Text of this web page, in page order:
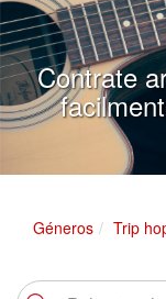
Contrate
Géneros Trip